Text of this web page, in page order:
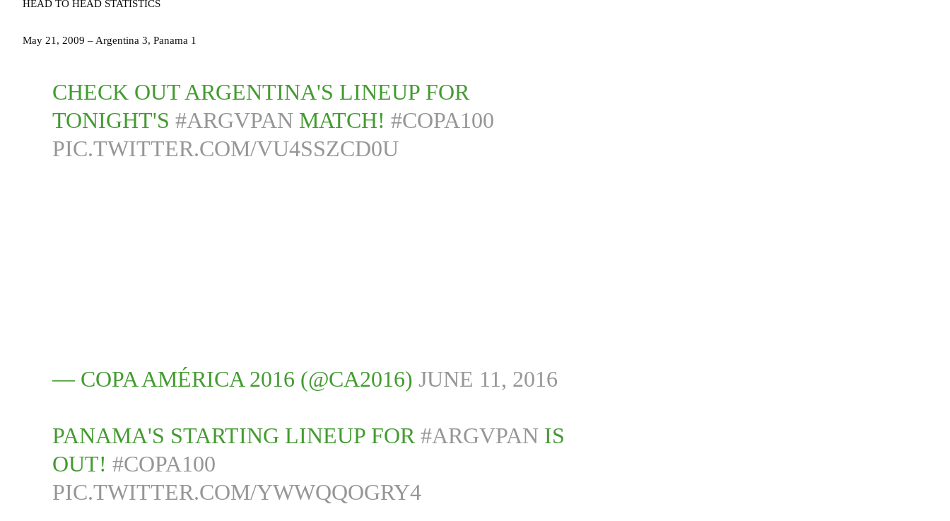
HEAD TO HEAD STATISTICS
May 21, 2009 – Argentina 3, Panama 1
CHECK OUT ARGENTINA'S LINEUP FOR
TONIGHT'S #ARGVPANMATCH! #COPA100
PIC.TWITTER.COM/VU4SSZCD0U
— COPA AMÉRICA 2016 (@CA2016) JUNE 11, 2016
PANAMA'S STARTING LINEUP FOR #ARGVPANIS
OUT! #COPA100
PIC.TWITTER.COM/YWWQQOGRY4